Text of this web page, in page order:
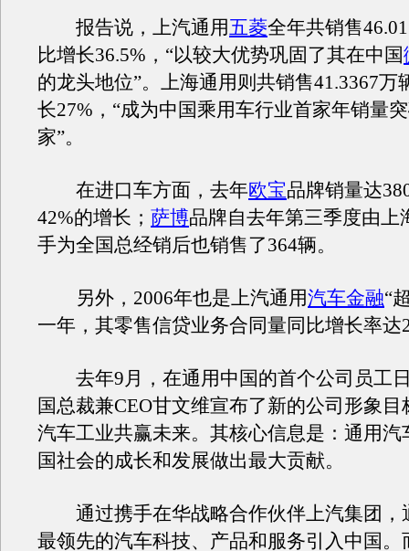
报告说，上汽通用五菱全年共销售
比增长36.5%，“以较大优势巩固了其在中国
的龙头地位”。上海通用则共销售41.3367万
长27%，“成为中国乘用车行业首家年销量
家”。
在进口车方面，去年欧宝品牌销量达
42%的增长； 萨博品牌自去年第三季度由上
手为全国总经销后也销售了364辆。
另外，2006年也是上汽通用汽车金融“
一年，其零售信贷业务合同量同比增长率达
去年9月，在通用中国的首个公司员工
国总裁兼CEO甘文维宣布了新的公司形象
汽车工业共赢未来。其核心信息是：通用汽
国社会的成长和发展做出最大贡献。
通过携手在华战略合作伙伴上汽集团，
最领先的汽车科技、产品和服务引入中国。